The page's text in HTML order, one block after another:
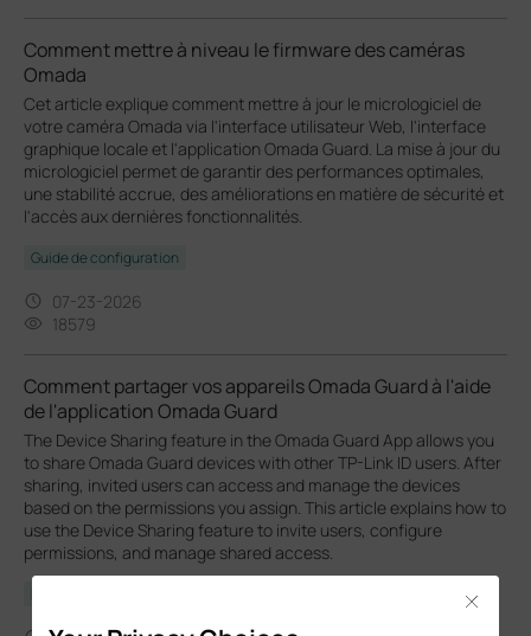
Comment mettre à niveau le firmware des caméras
Omada
Cet article explique comment mettre à jour le micrologiciel de
votre caméra Omada via l'interface utilisateur Web, l'interface
graphique locale et l'application Omada Guard. La mise à jour du
micrologiciel permet de garantir des performances optimales,
une stabilité accrue, des améliorations en matière de sécurité et
l'accès aux dernières fonctionnalités.
Guide de configuration
07-23-2026
18579
Comment partager vos appareils Omada Guard à l'aide
de l'application Omada Guard
The Device Sharing feature in the Omada Guard App allows you
to share Omada Guard devices with other TP-Link ID users. After
sharing, invited users can access and manage the devices
based on the permissions you assign. This article explains how to
use the Device Sharing feature to invite users, configure
permissions, and manage shared access.
Close